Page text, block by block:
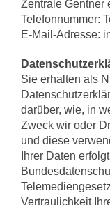
Zentrale Gentner
Telefonnummer:
E-Mail-Adresse:
Sie erhalten als
darüber, wie, in
Zweck wir oder
und diese
Ihrer Daten
Vertraulichkeit